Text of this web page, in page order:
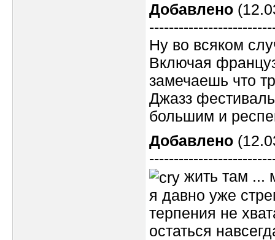
Добавлено
Ну во всяком
Включая
замечаешь что
Джазз
большим и
Добавлено
жить там ...
я давно уже
терпения не
остаться